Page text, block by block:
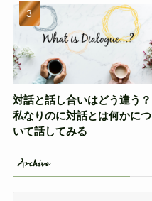
対話と話し合いはどう違う？
私なりのに対話とは何かにつ
いて話してみる
Archive